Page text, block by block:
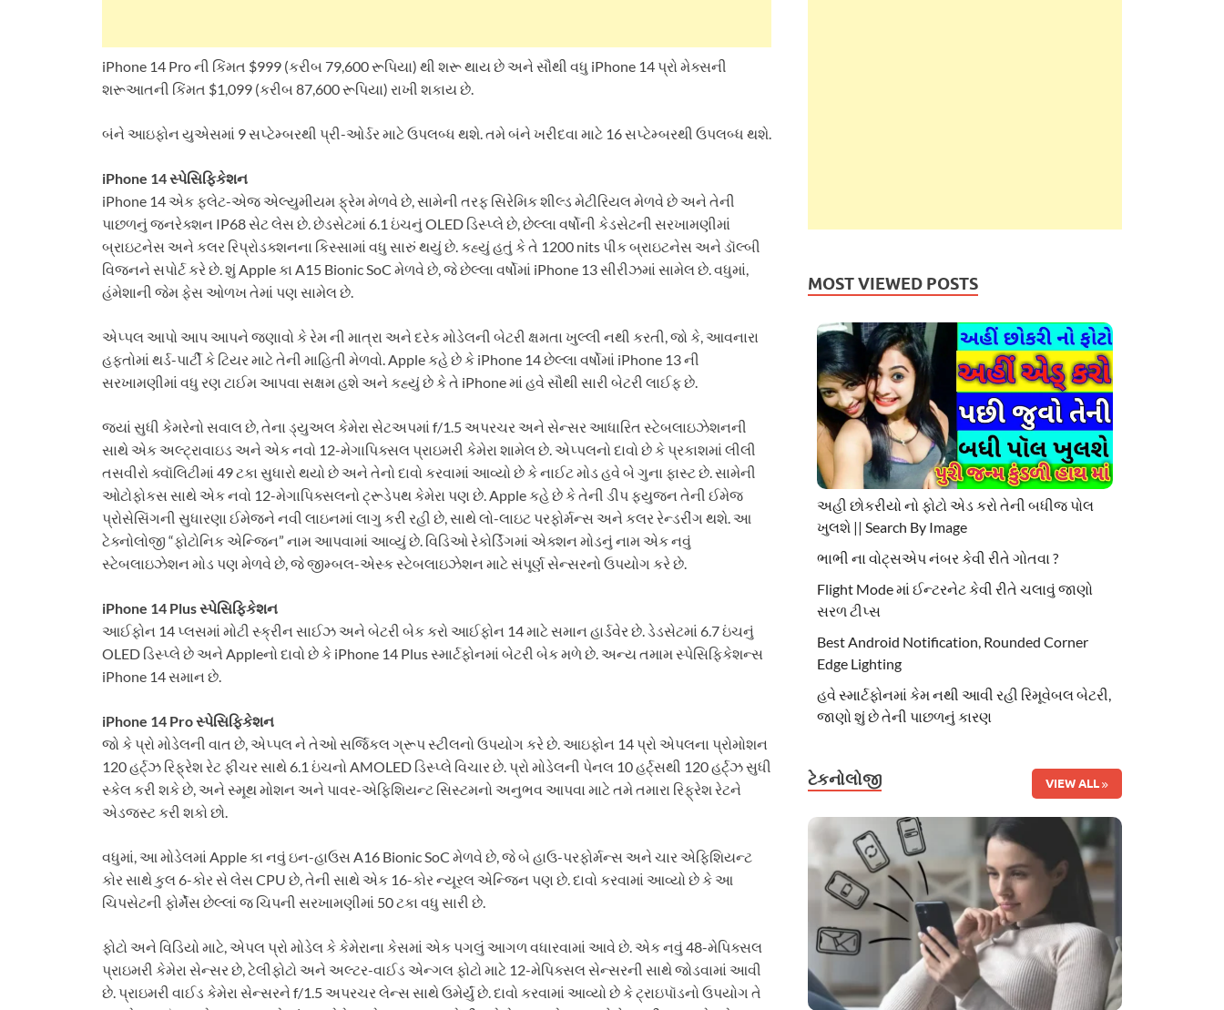
iPhone 14 Pro ની કિંમત $999 (કરીબ 79,600 રૂપિયા) થી શરૂ થાય છે અને સૌથી વધુ iPhone 14 પ્રો મેક્સની
શરૂઆતની કિંમત $1,099 (કરીબ 87,600 રૂપિયા) રાખી શકાય છે.
બંને આઇફોન યુએસમાં 9 સપ્ટેમ્બરથી પ્રી-ઓર્ડર માટે ઉપલબ્ધ થશે. તમે બંને ખરીદવા માટે 16 સપ્ટેમ્બરથી ઉપલબ્ધ થશે.
iPhone 14 સ્પેસિફિકેશન
iPhone 14 એક ફ્લેટ-એજ એલ્યુમીયમ ફ્રેમ મેળવે છે, સામેની તરફ સિરેમિક શીલ્ડ મેટીરિયલ મેળવે છે અને તેની
પાછળનું જનરેક્શન IP68 સેટ લેસ છે. છેડસેટમાં 6.1 ઇંચનું OLED ડિસ્પ્લે છે, છેલ્લા વર્ષોની કેડસેટની સરખામણીમાં
બ્રાઇટનેસ અને કલર રિપ્રોડક્શનના કિસ્સામાં વધુ સારું થયું છે. કહ્યું હતું કે તે 1200 nits પીક બ્રાઇટનેસ અને ડૉલ્બી
વિજનને સપોર્ટ કરે છે. શું Apple કા A15 Bionic SoC મેળવે છે, જે છેલ્લા વર્ષોમાં iPhone 13 સીરીઝમાં સામેલ છે. વધુમાં,
હંમેશાની જેમ ફેસ ઓળખ તેમાં પણ સામેલ છે.
એપ્પલ આપો આપ આપને જણાવો કે રેમ ની માત્રા અને દરેક મોડેલની બેટરી ક્ષમતા ખુલ્લી નથી કરતી, જો કે, આવનારા
હફ્તોમાં થર્ડ-પાર્ટી કે ટિયર માટે તેની માહિતી મેળવો. Apple કહે છે કે iPhone 14 છેલ્લા વર્ષોમાં iPhone 13 ની
સરખામણીમાં વધુ રણ ટાઈમ આપવા સક્ષમ હશે અને કહ્યું છે કે તે iPhone માં હવે સૌથી સારી બેટરી લાઈફ છે.
જ્યાં સુધી કેમરેનો સવાલ છે, તેના ડ્યુઅલ કેમેરા સેટઅપમાં f/1.5 અપરચર અને સેન્સર આધારિત સ્ટેબલાઇઝેશનની
સાથે એક અલ્ટ્રાવાઇડ અને એક નવો 12-મેગાપિક્સલ પ્રાઇમરી કેમેરા શામેલ છે. એપ્પલનો દાવો છે કે પ્રકાશમાં લીલી
તસવીરો ક્વૉલિટીમાં 49 ટકા સુધારો થયો છે અને તેનો દાવો કરવામાં આવ્યો છે કે નાઈટ મોડ હવે બે ગુના ફાસ્ટ છે. સામેની
ઓટોફોકસ સાથે એક નવો 12-મેગાપિક્સલનો ટ્રૂડેપથ કેમેરા પણ છે. Apple કહે છે કે તેની ડીપ ફ્યુજન તેની ઈમેજ
પ્રોસેસિંગની સુધારણા ઈમેજને નવી લાઇનમાં લાગુ કરી રહી છે, સાથે લો-લાઇટ પરફોર્મન્સ અને કલર રેન્ડરીંગ થશે. આ
ટેક્નોલોજી “ફોટોનિક એન્જિન” નામ આપવામાં આવ્યું છે. વિડિઓ રેકોર્ડિંગમાં એક્શન મોડનું નામ એક નવું
સ્ટેબલાઇઝેશન મોડ પણ મેળવે છે, જે જીમ્બલ-એસ્ક સ્ટેબલાઇઝેશન માટે સંપૂર્ણ સેન્સરનો ઉપયોગ કરે છે.
iPhone 14 Plus સ્પેસિફિકેશન
આઈફોન 14 પ્લસમાં મોટી સ્ક્રીન સાઈઝ અને બેટરી બેક કરો આઈફોન 14 માટે સમાન હાર્ડવેર છે. ડેડસેટમાં 6.7 ઇંચનું
OLED ડિસ્પ્લે છે અને Appleનો દાવો છે કે iPhone 14 Plus સ્માર્ટફોનમાં બેટરી બેક મળે છે. અન્ય તમામ સ્પેસિફિકેશન્સ
iPhone 14 સમાન છે.
iPhone 14 Pro સ્પેસિફિકેશન
જો કે પ્રો મોડેલની વાત છે, એપ્પલ ને તેઓ સર્જિકલ ગ્રૂપ સ્ટીલનો ઉપયોગ કરે છે. આઇફોન 14 પ્રો એપલના પ્રોમોશન
120 હર્ટ્ઝ રિફ્રેશ રેટ ફીચર સાથે 6.1 ઇંચનો AMOLED ડિસ્પ્લે વિચાર છે. પ્રો મોડેલની પેનલ 10 હર્ટ્સથી 120 હર્ટ્ઝ સુધી
સ્કેલ કરી શકે છે, અને સ્મૂથ મોશન અને પાવર-એફિશિયન્ટ સિસ્ટમનો અનુભવ આપવા માટે તમે તમારા રિફ્રેશ રેટને
એડજસ્ટ કરી શકો છો.
વધુમાં, આ મોડેલમાં Apple કા નવું ઇન-હાઉસ A16 Bionic SoC મેળવે છે, જે બે હાઉ-પરફોર્મન્સ અને ચાર એફિશિયન્ટ
કોર સાથે કુલ 6-કોર સે લેસ CPU છે, તેની સાથે એક 16-કોર ન્યૂરલ એન્જિન પણ છે. દાવો કરવામાં આવ્યો છે કે આ
ચિપસેટની ફોર્મેંસ છેલ્લાં જ ચિપની સરખામણીમાં 50 ટકા વધુ સારી છે.
ફોટો અને વિડિયો માટે, એપલ પ્રો મોડેલ કે કેમેરાના કેસમાં એક પગલું આગળ વધારવામાં આવે છે. એક નવું 48-મેપિક્સલ
પ્રાઇમરી કેમેરા સેન્સર છે, ટેલીફોટો અને અલ્ટર-વાઈડ એન્ગલ ફોટો માટે 12-મેપિક્સલ સેન્સરની સાથે જોડવામાં આવી
છે. પ્રાઇમરી વાઈડ કેમેરા સેન્સરને f/1.5 અપરચર લેન્સ સાથે ઉમેર્યું છે. દાવો કરવામાં આવ્યો છે કે ટ્રાઇપૉડનો ઉપયોગ તે
MOST VIEWED POSTS
અહી છોકરીયો નો ફોટો એડ કરો તેની બધીજ પોલ
ખુલશે || Search By Image
ભાભી ના વોટ્સએપ નંબર કેવી રીતે ગોતવા ?
Flight Mode માં ઈન્ટરનેટ કેવી રીતે ચલાવું જાણો
સરળ ટીપ્સ
Best Android Notification, Rounded Corner
Edge Lighting
હવે સ્માર્ટફોનમાં કેમ નથી આવી રહી રિમૂવેબલ બેટરી,
જાણો શું છે તેની પાછળનું કારણ
ટેકનોલોજી VIEW ALL